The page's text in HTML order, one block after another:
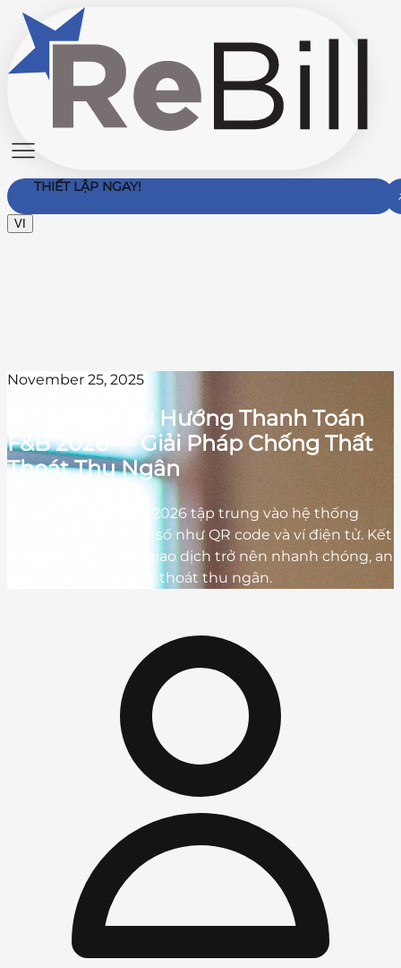
THIẾT LẬP NGAY!
VI
November 25, 2025
QR Code & Xu Hướng Thanh Toán
F&B 2026 — Giải Pháp Chống Thất
Thoát Thu Ngân
Xu hướng F&B năm 2026 tập trung vào hệ thống
thanh toán kỹ thuật số như QR code và ví điện tử. Kết
hợp với Cloud POS, giao dịch trở nên nhanh chóng, an
toàn và hạn chế thất thoát thu ngân.